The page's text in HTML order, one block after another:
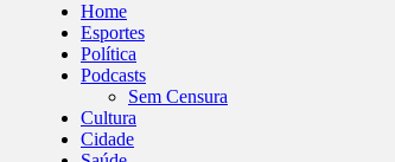
Home
Esportes
Política
Podcasts
Sem Censura
Cultura
Cidade